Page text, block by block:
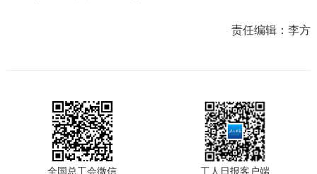
责任编辑：李方
全国总工会微信 工人日报客户端